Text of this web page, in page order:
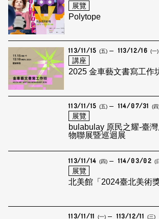
展覽
Polytope
113/11/15 (五) 113/12/16 (一)
講座
2025 金車藝文書寫工作
113/11/15 (五) 114/07/31 (四
展覽
bulabulay 原民之耀-臺
物聯展暨巡迴展
113/11/14 (四) 114/03/02 (
展覽
北美館「2024臺北美術獎
113/11/11 (一) 113/12/11 (三)